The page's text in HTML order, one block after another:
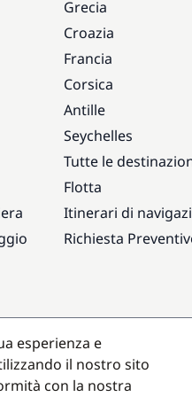
Grecia
Croazia
Francia
Corsica
Antille
Seychelles
Tutte le
Flotta
Itinerari di
Richiesta
esperienza e
il nostro sito
con la nostra